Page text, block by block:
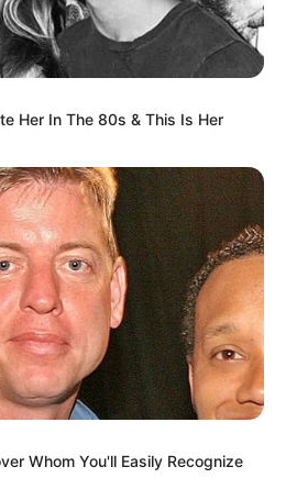
Her In The 80s & This Is Her
Whom You'll Easily Recognize